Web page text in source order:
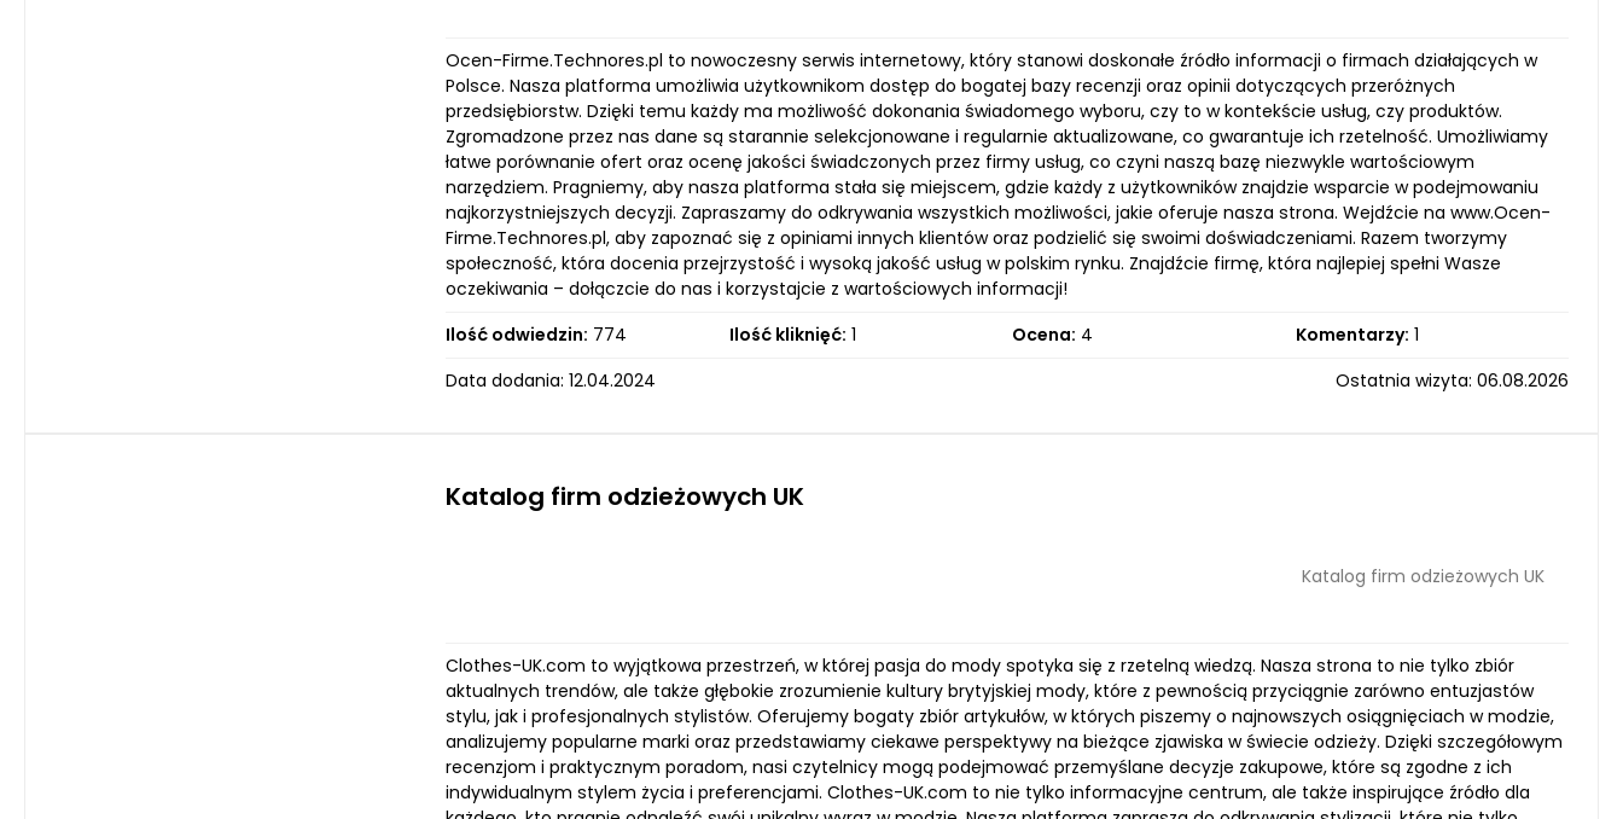
Ocen-Firme.Technores.pl to nowoczesny serwis internetowy, który stanowi doskonałe źródło informacji o firmach działających w
Polsce. Nasza platforma umożliwia użytkownikom dostęp do bogatej bazy recenzji oraz opinii dotyczących przeróżnych
przedsiębiorstw. Dzięki temu każdy ma możliwość dokonania świadomego wyboru, czy to w kontekście usług, czy produktów.
Zgromadzone przez nas dane są starannie selekcjonowane i regularnie aktualizowane, co gwarantuje ich rzetelność. Umożliwiamy
łatwe porównanie ofert oraz ocenę jakości świadczonych przez firmy usług, co czyni naszą bazę niezwykle wartościowym
narzędziem. Pragniemy, aby nasza platforma stała się miejscem, gdzie każdy z użytkowników znajdzie wsparcie w podejmowaniu
najkorzystniejszych decyzji. Zapraszamy do odkrywania wszystkich możliwości, jakie oferuje nasza strona. Wejdźcie na www.Ocen-
Firme.Technores.pl, aby zapoznać się z opiniami innych klientów oraz podzielić się swoimi doświadczeniami. Razem tworzymy
społeczność, która docenia przejrzystość i wysoką jakość usług w polskim rynku. Znajdźcie firmę, która najlepiej spełni Wasze
oczekiwania – dołączcie do nas i korzystajcie z wartościowych informacji!
Ilość odwiedzin: 774 Ilość kliknięć: 1 Ocena: 4 Komentarzy: 1
Data dodania: 12.04.2024
Ostatnia wizyta: 06.08.2026
Katalog firm odzieżowych UK
Katalog firm odzieżowych UK
Clothes-UK.com to wyjątkowa przestrzeń, w której pasja do mody spotyka się z rzetelną wiedzą. Nasza strona to nie tylko zbiór
aktualnych trendów, ale także głębokie zrozumienie kultury brytyjskiej mody, które z pewnością przyciągnie zarówno entuzjastów
stylu, jak i profesjonalnych stylistów. Oferujemy bogaty zbiór artykułów, w których piszemy o najnowszych osiągnięciach w modzie,
analizujemy popularne marki oraz przedstawiamy ciekawe perspektywy na bieżące zjawiska w świecie odzieży. Dzięki szczegółowym
recenzjom i praktycznym poradom, nasi czytelnicy mogą podejmować przemyślane decyzje zakupowe, które są zgodne z ich
indywidualnym stylem życia i preferencjami. Clothes-UK.com to nie tylko informacyjne centrum, ale także inspirujące źródło dla